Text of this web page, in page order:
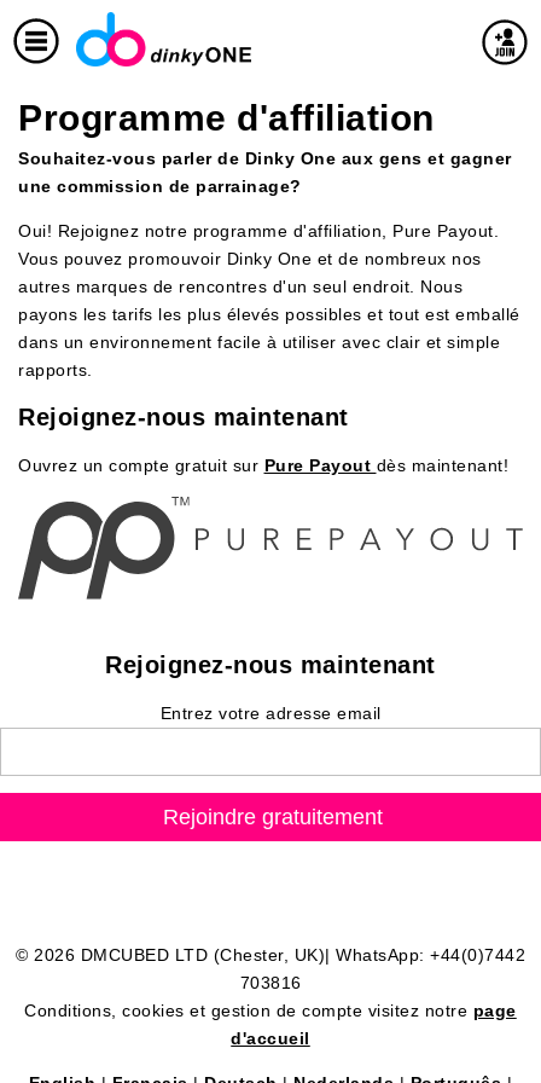
Programme d'affiliation
Souhaitez-vous parler de Dinky One aux gens et gagner
une commission de parrainage?
Oui! Rejoignez notre programme d'affiliation, Pure Payout.
Vous pouvez promouvoir Dinky One et de nombreux nos
autres marques de rencontres d'un seul endroit. Nous
payons les tarifs les plus élevés possibles et tout est emballé
dans un environnement facile à utiliser avec clair et simple
rapports.
Rejoignez-nous maintenant
Ouvrez un compte gratuit sur Pure Payout dès maintenant!
Rejoignez-nous maintenant
Entrez votre adresse email
© 2026 DMCUBED LTD (Chester, UK)| WhatsApp: +44(0)7442
703816
Conditions, cookies et gestion de compte visitez notre page
d'accueil